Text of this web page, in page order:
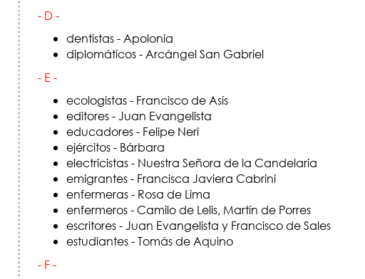
- D -
dentistas - Apolonia
diplomáticos - Arcángel San Gabriel
- E -
ecologistas - Francisco de Asís
editores - Juan Evangelista
educadores - Felipe Neri
ejércitos - Bárbara
electricistas - Nuestra Señora de la Candelaria
emigrantes - Francisca Javiera Cabrini
enfermeras - Rosa de Lima
enfermeros - Camilo de Lelis, Martín de Porres
escritores - Juan Evangelista y Francisco de Sales
estudiantes - Tomás de Aquino
- F -